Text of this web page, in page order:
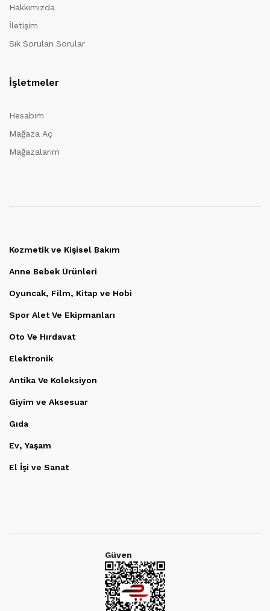
Hakkımızda
İletişim
Sık Sorulan Sorular
İşletmeler
Hesabım
Mağaza Aç
Mağazalarım
Kozmetik ve Kişisel Bakım
Anne Bebek Ürünleri
Oyuncak, Film, Kitap ve Hobi
Spor Alet Ve Ekipmanları
Oto Ve Hırdavat
Elektronik
Antika Ve Koleksiyon
Giyim ve Aksesuar
Gıda
Ev, Yaşam
El İşi ve Sanat
Güven